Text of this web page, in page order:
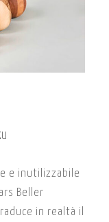
e inutilizzabile
Beller
in realtà il